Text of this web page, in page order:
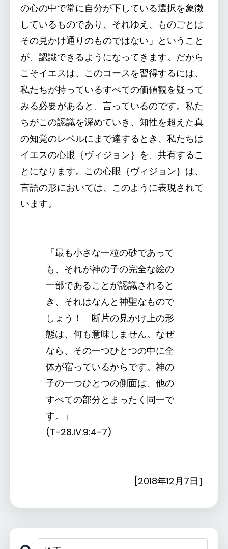
の心の中で常に自分が下している選択を象徴
しているものであり、それゆえ、ものごとは
その見かけ通りのものではない」ということ
が、認識できるようになってきます。だから
こそイエスは、このコースを習得するには、
私たちが持っているすべての価値観を疑って
みる必要があると、言っているのです。私た
ちがこの認識を深めていき、知性を超えた真
の知覚のレベルにまで達するとき、私たちは
イエスの心眼｛ヴィジョン｝を、共有するこ
とになります。この心眼｛ヴィジョン｝は、
言語の形においては、このように表現されて
います。
「最も小さな一粒の砂であって
も、それが神の子の完全な絵の
一部であることが認識されると
き、それはなんと神聖なもので
しょう！ 断片の見かけ上の形
態は、何も意味しません。なぜ
なら、その一つひとつの中に全
体が宿っているからです。神の
子の一つひとつの側面は、他の
すべての部分とまったく同一で
す。」
(T-28.IV.9:4-7)
[2018年12月7日］